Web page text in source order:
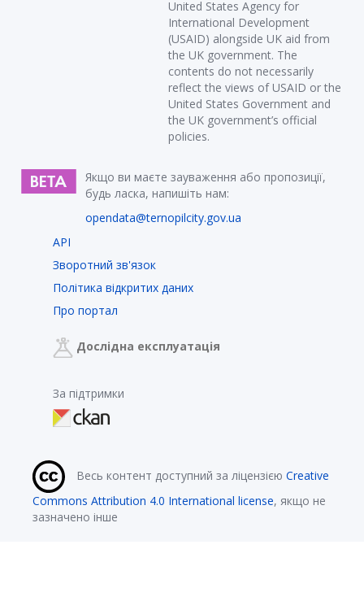
United States Agency for
International Development
(USAID) alongside UK aid from
the UK government. The
contents do not necessarily
reflect the views of USAID or the
United States Government and
the UK government’s official
policies.
Якщо ви маєте зауваження або пропозиції,
будь ласка, напишіть нам:
opendata@ternopilcity.gov.ua
API
Зворотний зв'язок
Політика відкритих даних
Про портал
Дослідна експлуатація
За підтримки
Весь контент доступний за ліцензією Creative
Commons Attribution 4.0 International license, якщо не
зазначено інше